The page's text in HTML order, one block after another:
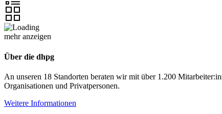
mehr anzeigen
Über die dhpg
An unseren 18 Standorten beraten wir mit über 1.200
Organisationen und Privatpersonen.
Weitere Informationen